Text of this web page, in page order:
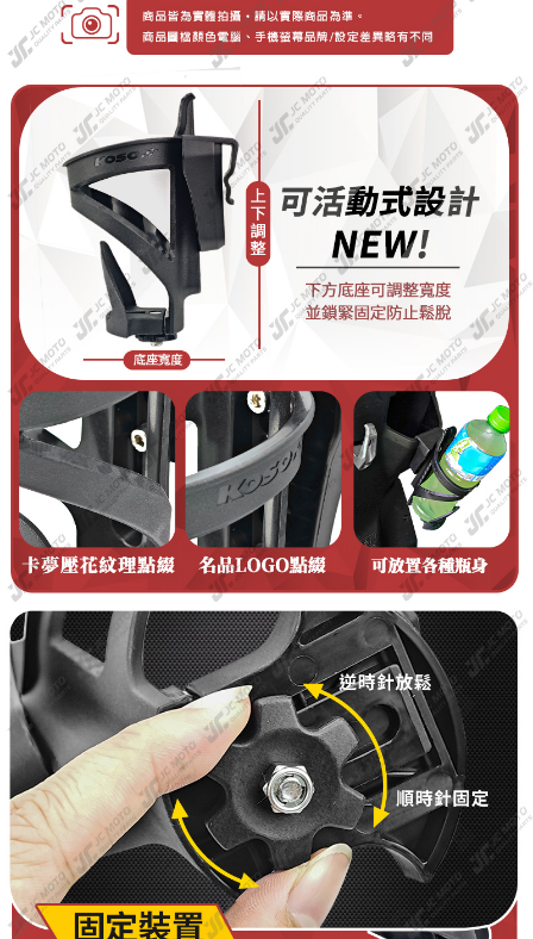
時審查核予不同之上限額度；若仍有額度不足之情形，本公司將視審查結果
請求用戶進行身份認證。
５．嚴禁一人註冊多個帳號或使用他人資訊註冊。若發現惡意使用之情形，
恩沛科技股份有限公司將有權停止該用戶之使用額度並採取法律行動。